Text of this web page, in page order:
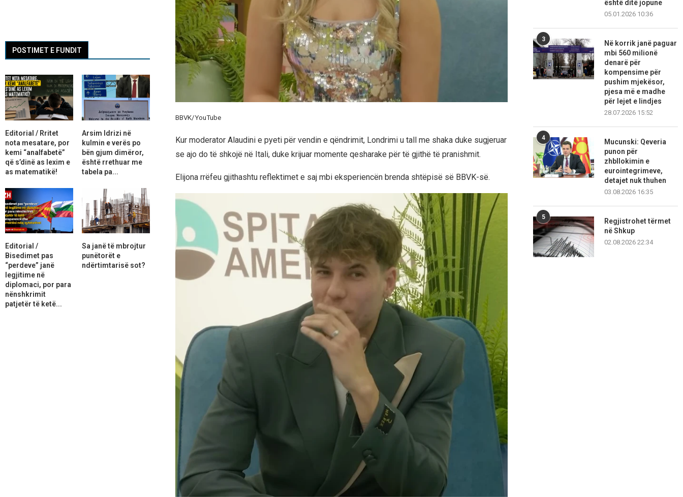
BBVK/YouTube
Kur moderator Alaudini e pyeti për vendin e qëndrimit, Londrimi u tall me shaka duke sugjeruar
se ajo do të shkojë në Itali, duke krijuar momente qesharake për të gjithë të pranishmit.
Elijona rrëfeu gjithashtu reflektimet e saj mbi eksperiencën brenda shtëpisë së BBVK-së.
është ditë jopune
05.01.2026 10:36
3
Në korrik janë paguar
mbi 560 milionë
denarë për
kompensime për
pushim mjekësor,
pjesa më e madhe
për lejet e lindjes
28.07.2026 15:52
4
Mucunski: Qeveria
punon për
zhbllokimin e
eurointegrimeve,
detajet nuk thuhen
03.08.2026 16:35
5
Regjistrohet tërmet
në Shkup
02.08.2026 22:34
POSTIMET E FUNDIT
Editorial / Rritet
nota mesatare, por
kemi “analfabetë”
që s’dinë as lexim e
as matematikë!
Arsim Idrizi në
kulmin e verës po
bën gjum dimëror,
është rrethuar me
tabela pa...
Editorial /
Bisedimet pas
“perdeve” janë
legjitime në
diplomaci, por para
nënshkrimit
patjetër të ketë...
Sa janë të mbrojtur
punëtorët e
ndërtimtarisë sot?